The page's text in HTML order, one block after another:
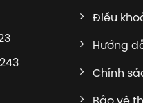
Điều
Hướng
Chính